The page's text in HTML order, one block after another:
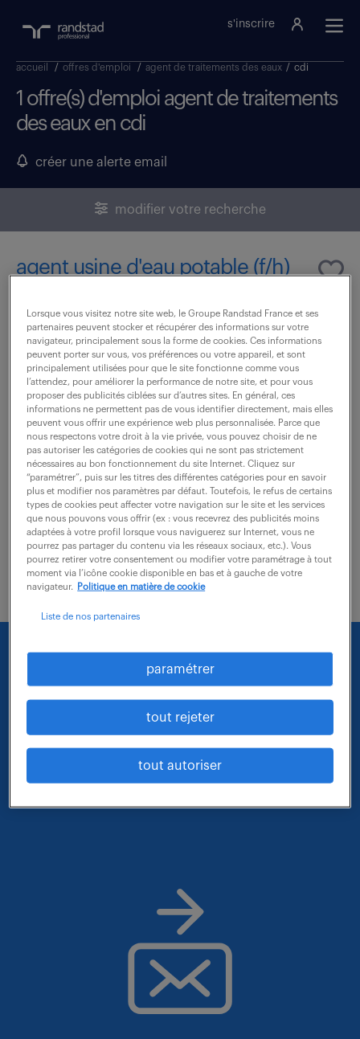
s'inscrire
accueil / offres d'emploi / agent de traitements des eaux / cdi
1 offre(s) d'emploi agent de traitements
des eaux en cdi
créer une alerte email
modifier votre recherche
agent usine d'eau potable (f/h)
Longwy (54) CDI 25 000 € / an
Vos missions principales sont les suivantes : - Gérez
les installations en autonomie sur votre périmètre,
sous l'autorité du responsable d'équipe - Respectez
strictement les consignes de...
voir l'offre
Nous faisons le maximum pour trouver un emploi
qui vous correspond parmi nos offres :
- métier et compétences : agent de traitements des
eaux
Lorsque vous visitez notre site web, le Groupe Randstad France et ses
partenaires peuvent stocker et récupérer des informations sur votre
navigateur, principalement sous la forme de cookies. Ces informations
peuvent porter sur vous, vos préférences ou votre appareil, et sont
principalement utilisées pour que le site fonctionne comme vous
l’attendez, pour améliorer la performance de notre site, et pour vous
proposer des publicités ciblées sur d’autres sites. En général, ces
informations ne permettent pas de vous identifier directement, mais elles
peuvent vous offrir une expérience web plus personnalisée. Parce que
nous respectons votre droit à la vie privée, vous pouvez choisir de ne
pas autoriser les catégories de cookies qui ne sont pas strictement
nécessaires au bon fonctionnement du site Internet. Cliquez sur
“paramétrer”, puis sur les titres des différentes catégories pour en savoir
plus et modifier nos paramètres par défaut. Toutefois, le refus de certains
types de cookies peut affecter votre navigation sur le site et les services
que nous pouvons vous offrir (ex : vous recevrez des publicités moins
adaptées à votre profil lorsque vous naviguerez sur Internet, vous ne
pourrez pas partager du contenu via les réseaux sociaux, etc.). Vous
pourrez retirer votre consentement ou modifier votre paramétrage à tout
moment via l’icône cookie disponible en bas et à gauche de votre
navigateur.
Politique en matière de cookie
Liste de nos partenaires
paramétrer
tout rejeter
tout autoriser